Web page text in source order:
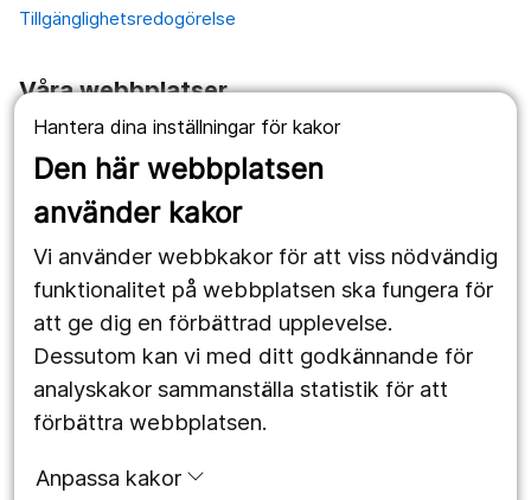
Hantera dina inställningar för kakor
Den här webbplatsen
använder kakor
Vi använder webbkakor för att viss nödvändig
funktionalitet på webbplatsen ska fungera för
att ge dig en förbättrad upplevelse.
Dessutom kan vi med ditt godkännande för
analyskakor sammanställa statistik för att
förbättra webbplatsen.
Anpassa kakor
Tillgänglighetsredogörelse
Våra webbplatser
1177.se
Länstrafiken
Utveckling
Följ oss
Facebook